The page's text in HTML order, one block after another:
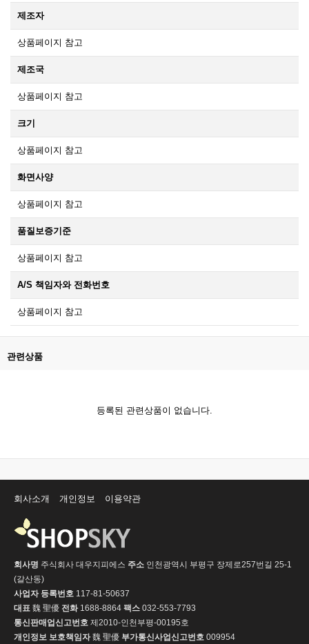
제조자
상품페이지 참고
제조국
상품페이지 참고
크기
상품페이지 참고
화면사양
상품페이지 참고
품질보증기준
상품페이지 참고
A/S 책임자와 전화번호
상품페이지 참고
관련상품
등록된 관련상품이 없습니다.
회사소개 개인정보 이용약관
회사명 주식회사 대우지피에스 주소 인천광역시 부평구 장제로257번길 25-1
(갈산동)
사업자 등록번호 117-81-50637
대표 魏 聖優 전화1688-8864 팩스 032-553-7793
통신판매업신고번호 제2010-인천부평-00195호
개인정보 보호책임자魏 聖優 부가통신사업신고번호 009954